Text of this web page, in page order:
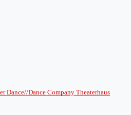
Dance//Dance Company Theaterhaus